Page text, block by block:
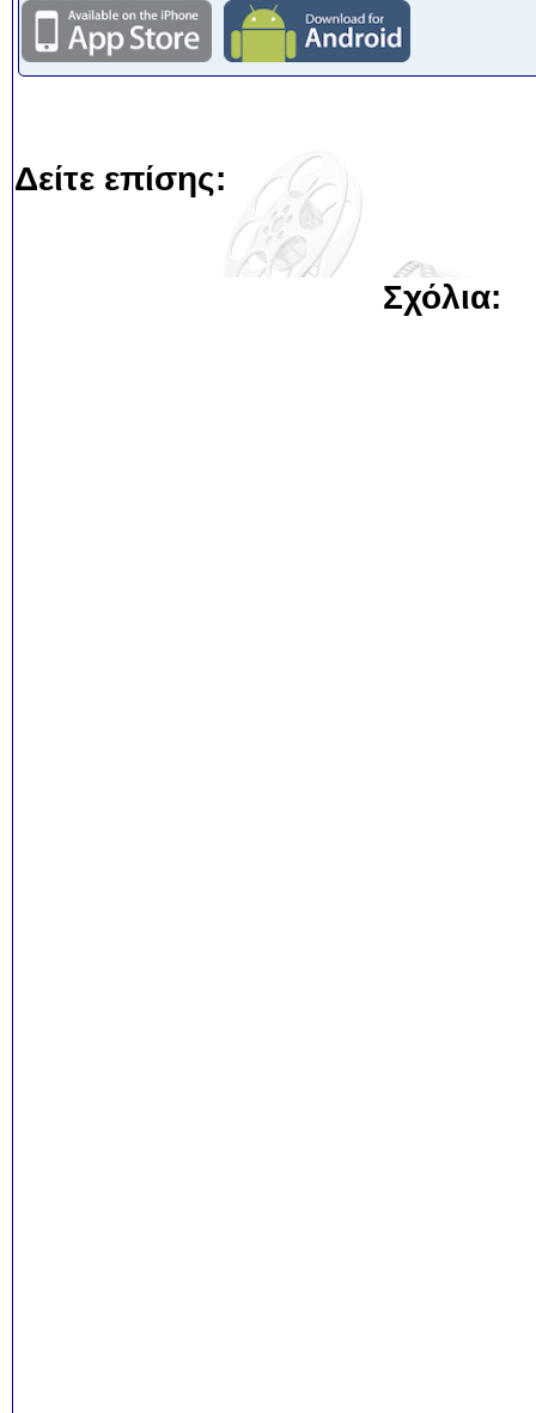
Δείτε επίσης:
Σχόλια: